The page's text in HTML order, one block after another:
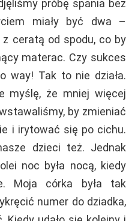
próbę spania bez
miały być dwa –
z ceratą od spodu, co by
materac. Czy sukces
way! Tak to nie działa.
myślę, że mniej więcej
by zmieniać
i irytować się po cichu.
dzieci też. Jednak
noc była nocą, kiedy
Moja córka była tak
numer do dziadka,